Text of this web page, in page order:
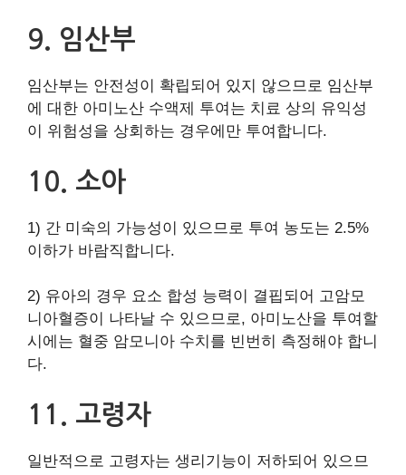
9. 임산부
임산부는 안전성이 확립되어 있지 않으므로 임산부
에 대한 아미노산 수액제 투여는 치료 상의 유익성
이 위험성을 상회하는 경우에만 투여합니다.
10. 소아
1) 간 미숙의 가능성이 있으므로 투여 농도는 2.5%
이하가 바람직합니다.
2) 유아의 경우 요소 합성 능력이 결핍되어 고암모
니아혈증이 나타날 수 있으므로, 아미노산을 투여할
시에는 혈중 암모니아 수치를 빈번히 측정해야 합니
다.
11. 고령자
일반적으로 고령자는 생리기능이 저하되어 있으므